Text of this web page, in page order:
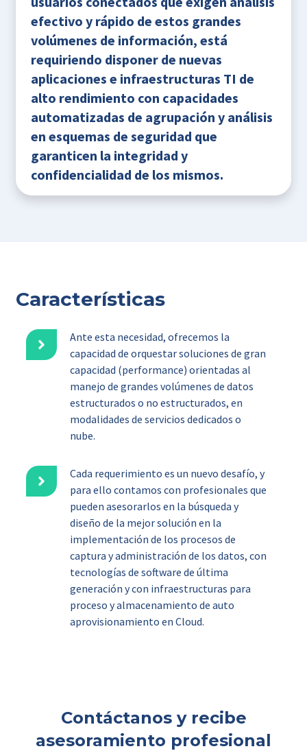
efectivo y rápido de estos grandes
volúmenes de información, está
requiriendo disponer de nuevas
aplicaciones e infraestructuras TI de
alto rendimiento con capacidades
automatizadas de agrupación y análisis
en esquemas de seguridad que
garanticen la integridad y
confidencialidad de los mismos.
Características
Ante esta necesidad, ofrecemos la
capacidad de orquestar soluciones de gran
capacidad (performance) orientadas al
manejo de grandes volúmenes de datos
estructurados o no estructurados, en
modalidades de servicios dedicados o
nube.
Cada requerimiento es un nuevo desafío, y
para ello contamos con profesionales que
pueden asesorarlos en la búsqueda y
diseño de la mejor solución en la
implementación de los procesos de
captura y administración de los datos, con
tecnologías de software de última
generación y con infraestructuras para
proceso y almacenamiento de auto
aprovisionamiento en Cloud.
Contáctanos y recibe
asesoramiento profesional